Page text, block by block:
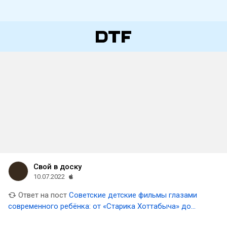
Свой в доску
10.07.2022
Ответ на пост Советские детские фильмы глазами
современного ребёнка: от «Старика Хоттабыча» до